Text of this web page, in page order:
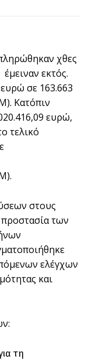
χθες
εκτός.
σε 163.663
Κατόπιν
ευρώ,
τελικό
στους
των
ελέγχων
και
τη